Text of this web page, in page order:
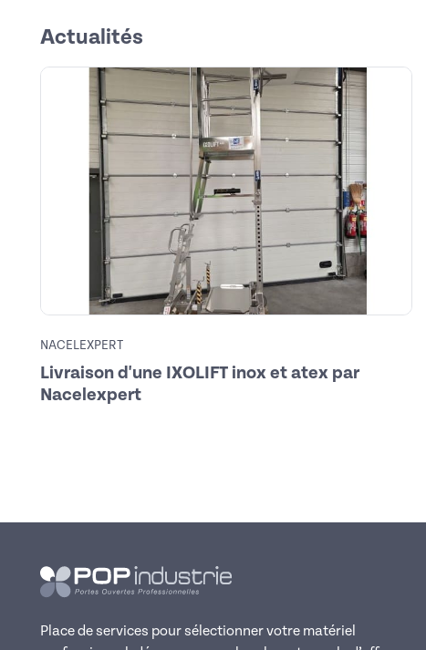
Actualités
NACELEXPERT
Livraison d'une IXOLIFT inox et atex par
Nacelexpert
Place de services pour sélectionner votre matériel